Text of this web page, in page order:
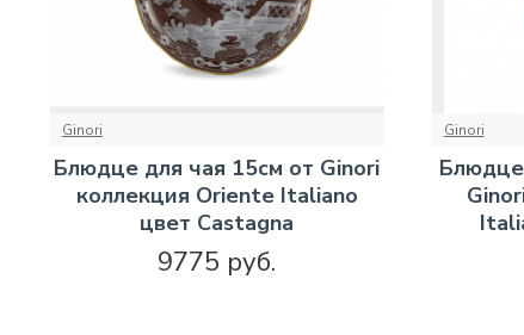
Ginori
Блюдце для чая 15см от Ginori
коллекция Oriente Italiano
цвет Castagna
9775 руб.
Ginori
Блюдце